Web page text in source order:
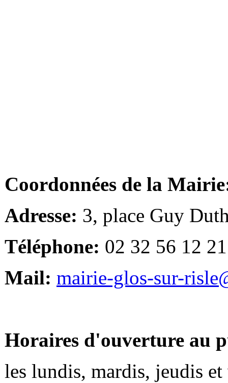
Coordonnées de la
Adresse: 3, place Guy
Téléphone: 02 32 56 12 21
Mail: mairie-glos-sur-
Horaires d'ouverture au
les lundis, mardis, jeudis et